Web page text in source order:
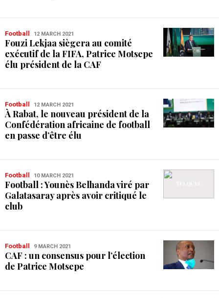
Football 12 MARCH 2021
Fouzi Lekjaa siègera au comité
exécutif de la FIFA, Patrice Motsepe
élu président de la CAF
Football 12 MARCH 2021
À Rabat, le nouveau président de la
Confédération africaine de football
en passe d’être élu
Football 10 MARCH 2021
Football : Younès Belhanda viré par
Galatasaray après avoir critiqué le
club
Football 9 MARCH 2021
CAF : un consensus pour l’élection
de Patrice Motsepe